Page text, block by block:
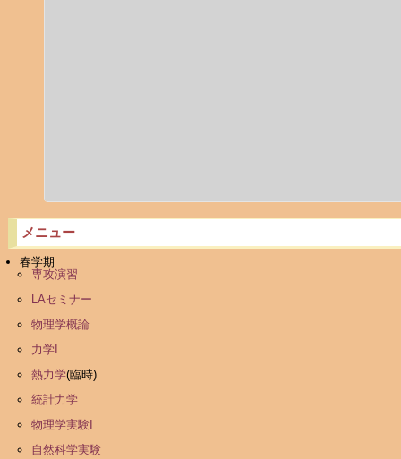
メニュー
春学期
専攻演習
LAセミナー
物理学概論
力学I
熱力学(臨時)
統計力学
物理学実験I
自然科学実験